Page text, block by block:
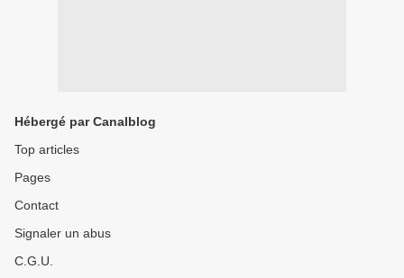
Hébergé par Canalblog
Top articles
Pages
Contact
Signaler un abus
C.G.U.